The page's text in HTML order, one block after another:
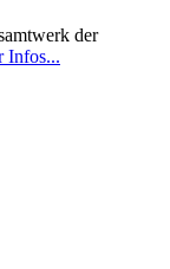
der
Infos...